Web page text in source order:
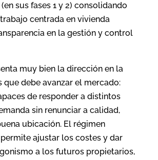
sus fases 1 y 2) consolidando
centrada en vivienda
en la gestión y control
muy bien la dirección en la
que debe avanzar el mercado:
de responder a distintos
sin renunciar a calidad,
ubicación. El régimen
ajustar los costes y dar
a los futuros propietarios,